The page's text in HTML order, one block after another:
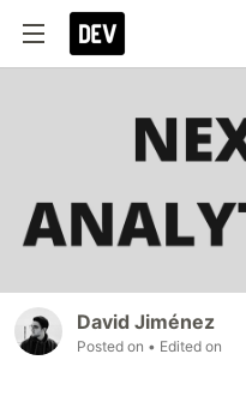
David Jiménez
Posted on • Edited on